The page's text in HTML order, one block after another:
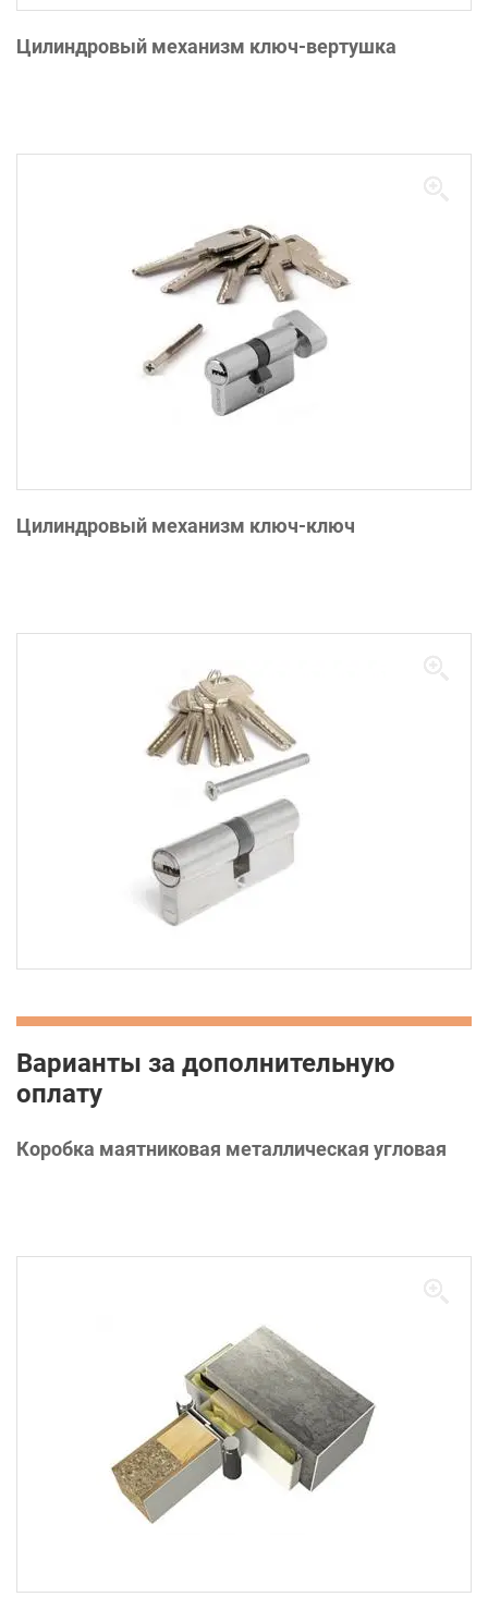
Цилиндровый механизм ключ-вертушка
Цилиндровый механизм ключ-ключ
Варианты за дополнительную
оплату
Коробка маятниковая металлическая угловая